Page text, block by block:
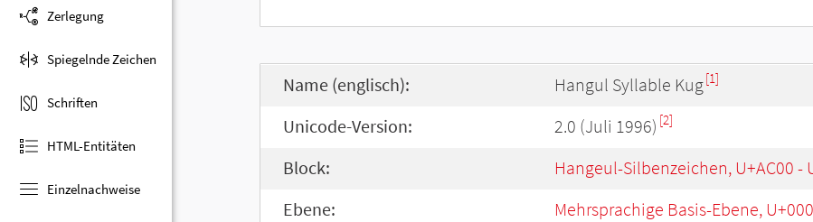
Zerlegung
Spiegelnde Zeichen
Schriften
HTML-Entitäten
Einzelnachweise
Name (englisch): Hangul Syllable Kug[1]
Unicode-Version: 2.0 (Juli 1996) [2]
Block: Hangeul-Silbenzeichen, U+AC00 -
Ebene: Mehrsprachige Basis-Ebene,